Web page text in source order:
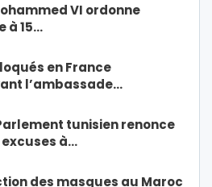
VI ordonne
à 15…
en France
l’ambassade…
tunisien renonce
à…
des masques au Maroc